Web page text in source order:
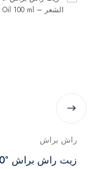
راش براش
زيت راش براش °0